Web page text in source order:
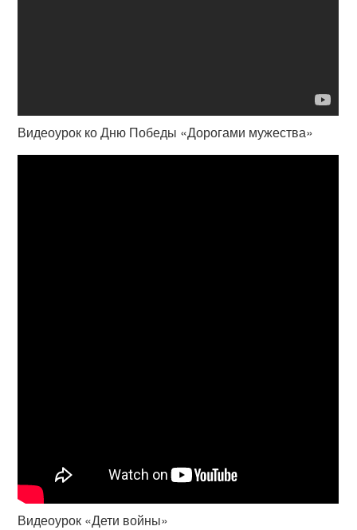
Видеоурок ко Дню Победы «Дорогами мужества»
Видеоурок «Дети войны»